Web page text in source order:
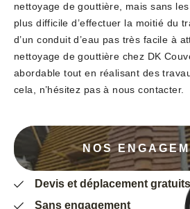
nettoyage de gouttière, mais sans
plus difficile d’effectuer la moitié du
d’un conduit d’eau pas très facile à
nettoyage de gouttière chez DK
abordable tout en réalisant des
cela, n’hésitez pas à nous contacter.
NOS
Devis et déplacement gratuits
Sans engagement